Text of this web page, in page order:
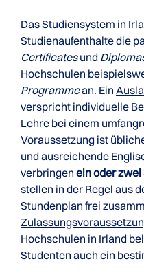
Das Studiensystem in
Studienaufenthalte die
Certificatesund
Hochschulen
Programmean. Ein
verspricht individuelle
Lehre bei einem
Voraussetzung ist
und ausreichende
verbringen ein oder
stellen in der Regel aus
Stundenplan frei
Hochschulen in Irland
Studenten auch ein